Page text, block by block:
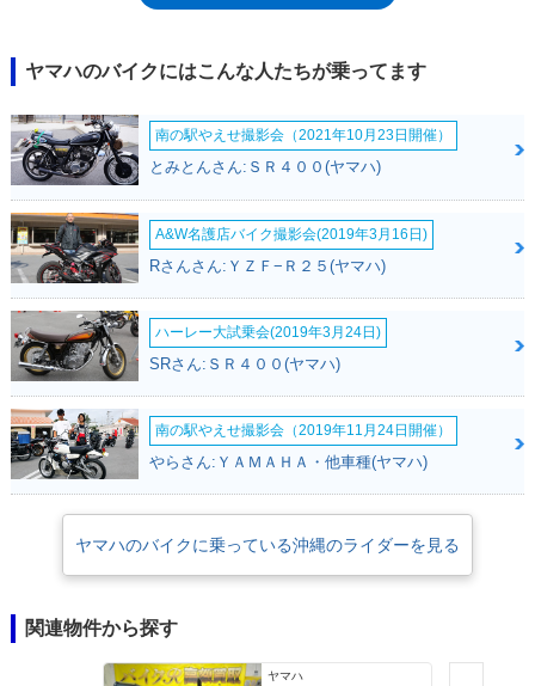
ヤマハのバイクにはこんな人たちが乗ってます
南の駅やえせ撮影会（2021年10月23日開催）
とみとんさん:ＳＲ４００(ヤマハ)
A&W名護店バイク撮影会(2019年3月16日)
Rさんさん:ＹＺＦ−Ｒ２５(ヤマハ)
ハーレー大試乗会(2019年3月24日)
SRさん:ＳＲ４００(ヤマハ)
南の駅やえせ撮影会（2019年11月24日開催）
やらさん:ＹＡＭＡＨＡ・他車種(ヤマハ)
ヤマハのバイクに乗っている沖縄のライダーを見る
関連物件から探す
ヤマハ